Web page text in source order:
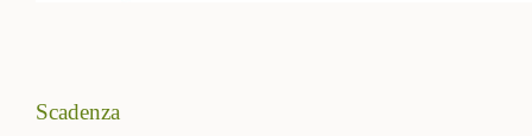
Scadenza